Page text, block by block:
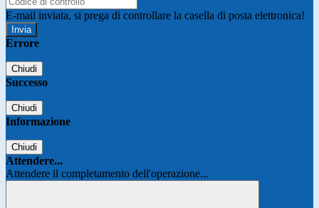
E-mail inviata, si prega di controllare la casella di posta elettronica!
Errore
Chiudi
Successo
Chiudi
Informazione
Chiudi
Attendere...
Attendere il completamento dell'operazione...